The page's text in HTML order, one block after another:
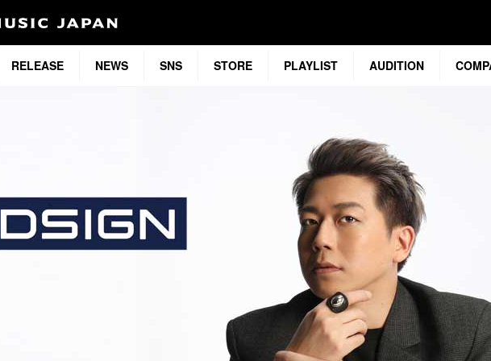
RELEASE NEWS SNS STORE PLAYLIST AUDITION